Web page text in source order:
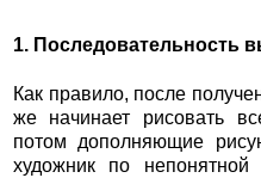
1. Последовательность
Как правило, после
же начинает рисовать
потом дополняющие
художник по непонятной